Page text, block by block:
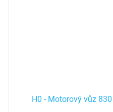
H0 - Motorový vůz